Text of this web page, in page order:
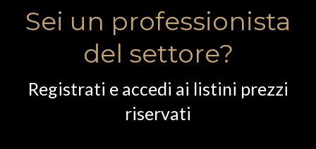
Sei un professionista
del settore?
Registrati e accedi ai listini prezzi
riservati